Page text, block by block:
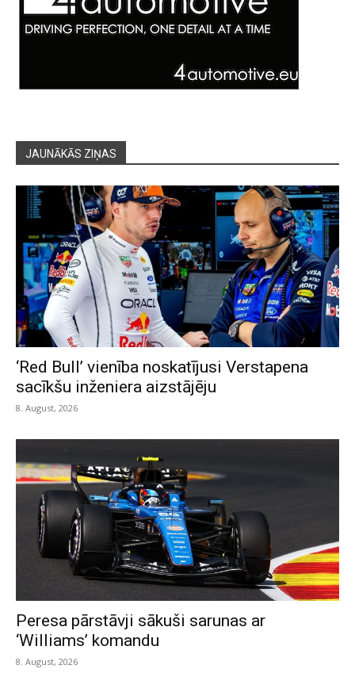
JAUNĀKĀS ZIŅAS
‘Red Bull’ vienība noskatījusi Verstapena
sacīkšu inženiera aizstājēju
8. August, 2026
Peresa pārstāvji sākuši sarunas ar
‘Williams’ komandu
8. August, 2026